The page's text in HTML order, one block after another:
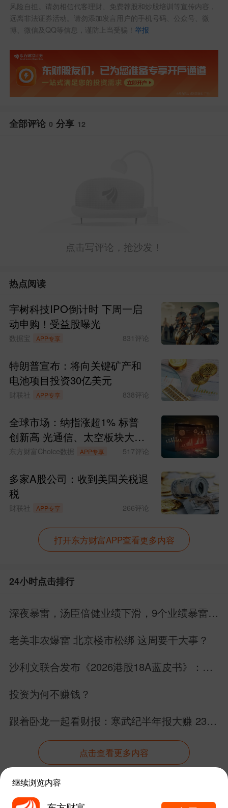
一根阳线改变三观，如果不行，那就
再来一根。在市场里，投资者往往容易受
到股价波动的影响，也是最容易犯错的时
刻。
现在的问题是，“易中天”能否抄底？
我们得认清一个事实，A股目前科技
昨晚美股科技股集体修复，费城半导
体指数大涨5.6%，英特尔涨超11%，美光
暴力反攻，叠加存储芯片概念隔夜集体收
涨的映射效应，直接点燃了A股科技板块
的情绪。
从盘面上看，存储器、PCB、CPO、
半导体设备等概念股表现活跃。
反弹来得合乎逻辑，但是否能持久？
其实，我们可以思考的是，科技股昨
日的暴跌，是获利盘的集体兑现，本质上
目前沪深创三指皆跌破5日、10日、2
0日、30日均线，也就是说，从技术的范
畴来看，三指走入了下跌趋势。在此背景
下，6月9日的反弹大概率属于“超跌反弹
风险恰恰是“高开低走”，若无充分的增量
资金进场承接昨日被套筹码，抛压或将卷
万亿元，缩量约1600亿元，净流出55亿
元，也就是说，资金的活跃度不算高。
成交量未有效放大，市场情绪尚未真
正走稳，科技股的反弹力度也似乎在逐步
减弱。部分个股开盘冲高后呈现回落迹
风险自担。请勿相信代客理财、免费荐股和炒股培训等宣传内容，
远离非法证券活动。请勿添加发言用户的手机号码、公众号、微
博、微信及QQ等信息，谨防上当受骗！举报
全部评论 0 分享 12
点击写评论，抢沙发！
热点阅读
宇树科技IPO倒计时 下周一启
动申购！受益股曝光
数据宝 APP专享 831评论
特朗普宣布：将向关键矿产和
电池项目投资30亿美元
财联社 APP专享 838评论
全球市场：纳指涨超1% 标普
创新高 光通信、太空板块大涨
SpaceX涨超15%
东方财富Choice数据 APP专享 517评论
多家A股公司：收到美国关税退
税
财联社 APP专享 266评论
打开东方财富APP查看更多内容
24小时点击排行
深夜暴雷，汤臣倍健业绩下滑，9个业绩暴雷，
老美非农爆雷 北京楼市松绑 这周要干大事？
沙利文联合发布《2026港股18A蓝皮书》：生
投资为何不赚钱？
跟着卧龙一起看财报：寒武纪半年报大赚 23
点击查看更多内容
资讯
继续浏览内容